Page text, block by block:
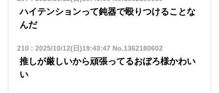
ハイテンションって鈍器で殴りつけることな
んだ
210 : 2025/10/12(日)19:43:47 No.1362180602
推しが厳しいから頑張ってるおぼろ様かわい
い